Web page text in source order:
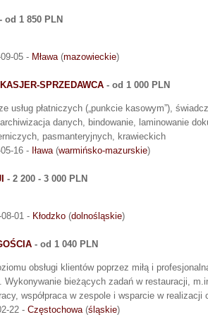
- od 1 850 PLN
05 - Mława(mazowieckie)
SPRZEDAWCA - od 1 000 PLN
usług płatniczych („punkcie kasowym”),
danych, bindowanie, laminowanie
pasmanteryjnych, krawieckich
16 - Iława(warmińsko-mazurskie)
- 2 200 - 3 000 PLN
01 - Kłodzko (dolnośląskie)
- od 1 040 PLN
obsługi klientów poprzez miłą i
Wykonywanie bieżących zadań w restauracji,
współpraca w zespole i wsparcie w realizacji
22 - Częstochowa(śląskie)